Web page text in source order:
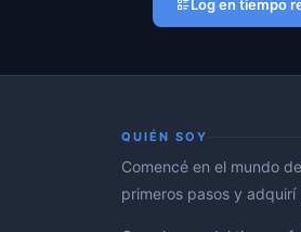
Log en tiempo
QUIÉN SOY
Comencé en el mundo
primeros pasos y